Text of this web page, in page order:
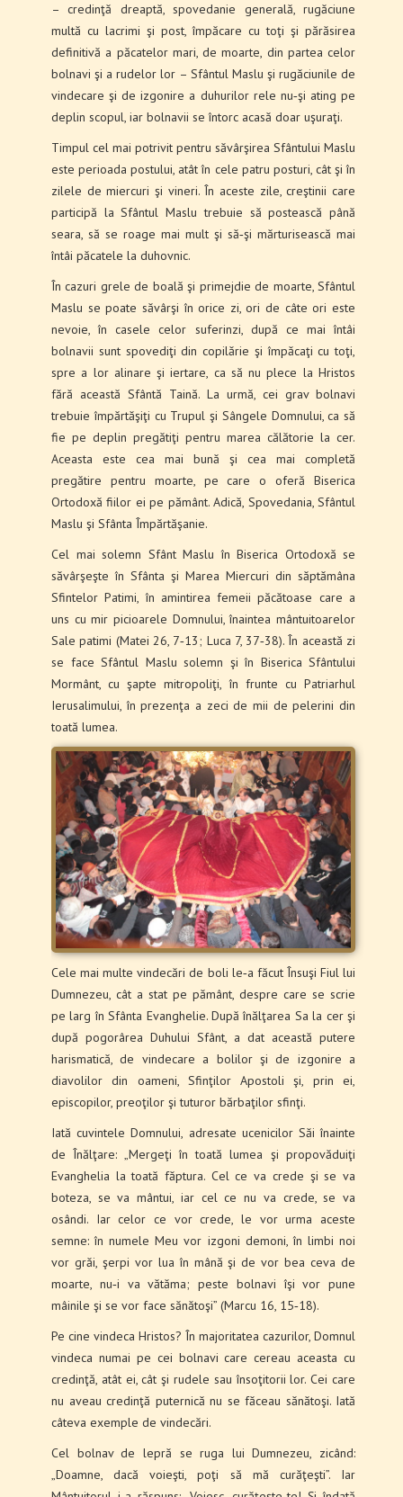
– credinţă dreaptă, spovedanie generală, rugăciune
multă cu lacrimi şi post, împăcare cu toţi şi pără­sirea
definitivă a păcatelor mari, de moarte, din partea celor
bolnavi şi a rudelor lor – Sfântul Maslu şi rugăciunile de
vindecare şi de izgonire a duhurilor rele nu‑şi ating pe
deplin scopul, iar bolnavii se întorc acasă doar uşuraţi.
Timpul cel mai potrivit pentru săvârşirea Sfântu­lui Maslu
este perioada postului, atât în cele patru posturi, cât şi în
zilele de miercuri şi vineri. În aceste zile, creştinii care
participă la Sfântul Maslu trebuie să postească până
seara, să se roage mai mult şi să‑şi mărturisească mai
întâi păcatele la duhovnic.
În cazuri grele de boală şi primejdie de moarte, Sfântul
Maslu se poate săvârşi în orice zi, ori de câte ori este
nevoie, în casele celor suferinzi, după ce mai întâi
bolnavii sunt spovediţi din copilărie şi împăcaţi cu toţi,
spre a lor alinare şi iertare, ca să nu plece la Hristos
fără această Sfântă Taină. La urmă, cei grav bolnavi
trebuie împărtăşiţi cu Trupul şi Sângele Domnului, ca să
fie pe deplin pregătiţi pentru marea călătorie la cer.
Aceasta este cea mai bună şi cea mai completă
pregătire pentru moarte, pe care o oferă Biserica
Ortodoxă fiilor ei pe pământ. Adică, Spovedania, Sfântul
Maslu şi Sfânta Împărtăşanie.
Cel mai solemn Sfânt Maslu în Biserica Ortodoxă se
săvârşeşte în Sfânta şi Marea Miercuri din săptă­mâna
Sfintelor Patimi, în amintirea femeii păcătoase care a
uns cu mir picioarele Domnului, înaintea mântuitoarelor
Sale patimi (Matei 26, 7‑13; Luca 7, 37‑38). În această zi
se face Sfântul Maslu solemn şi în Biserica Sfântului
Mormânt, cu şapte mitropoliţi, în frunte cu Patriarhul
Ierusalimului, în prezenţa a zeci de mii de pelerini din
toată lumea.
Cele mai multe vindecări de boli le‑a făcut Însuşi Fiul lui
Dumnezeu, cât a stat pe pământ, despre care se scrie
pe larg în Sfânta Evanghelie. După înălţarea Sa la cer şi
după pogorârea Duhului Sfânt, a dat această putere
harismatică, de vindecare a bolilor şi de izgonire a
diavolilor din oameni, Sfinţilor Apostoli şi, prin ei,
episcopilor, preoţilor şi tuturor bărbaţilor sfinţi.
Iată cuvintele Domnului, adresate ucenicilor Săi înainte
de Înălţare: „Mergeţi în toată lumea şi pro­povăduiţi
Evanghelia la toată făptura. Cel ce va crede şi se va
boteza, se va mântui, iar cel ce nu va crede, se va
osândi. Iar celor ce vor crede, le vor urma aceste
semne: în numele Meu vor izgoni demoni, în limbi noi
vor grăi, şerpi vor lua în mână şi de vor bea ceva de
moarte, nu‑i va vătăma; peste bolnavi îşi vor pune
mâinile şi se vor face sănătoşi” (Marcu 16, 15‑18).
Pe cine vindeca Hristos? În majoritatea cazurilor, Domnul
vindeca numai pe cei bolnavi care cereau aceasta cu
credinţă, atât ei, cât şi rudele sau înso­ţitorii lor. Cei care
nu aveau credinţă puternică nu se făceau sănătoşi. Iată
câteva exemple de vindecări.
Cel bolnav de lepră se ruga lui Dumnezeu, zicând:
„Doamne, dacă voieşti, poţi să mă curăţeşti”. Iar